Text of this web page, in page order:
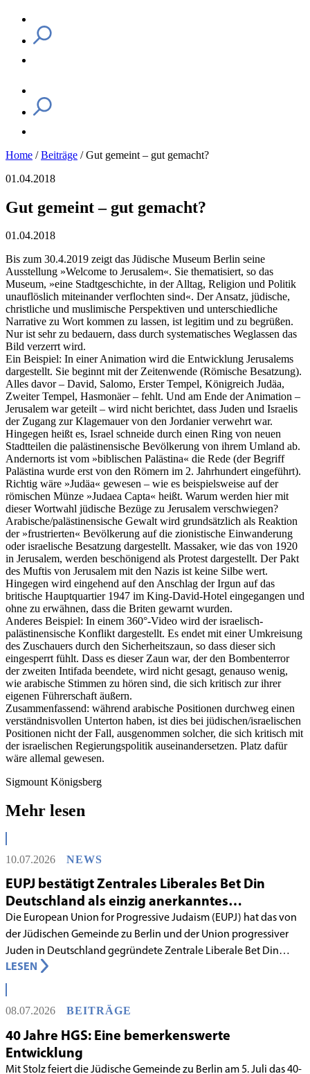
Home /Beiträge /Gut gemeint – gut gemacht?
01.04.2018
Gut gemeint – gut gemacht?
01.04.2018
Bis zum 30.4.2019 zeigt das Jüdische Museum Berlin seine
Ausstellung »Welcome to Jerusalem«. Sie thematisiert, so das
Museum, »eine Stadtgeschichte, in der Alltag, Religion und Politik
unauflöslich miteinander verflochten sind«. Der Ansatz, jüdische,
christliche und muslimische Perspektiven und unterschiedliche
Narrative zu Wort kommen zu lassen, ist legitim und zu begrüßen.
Nur ist sehr zu bedauern, dass durch systematisches Weglassen das
Bild verzerrt wird.
Ein Beispiel: In einer Animation wird die Entwicklung Jerusalems
dargestellt. Sie beginnt mit der Zeitenwende (Römische Besatzung).
Alles davor – David, Salomo, Erster Tempel, Königreich Judäa,
Zweiter Tempel, Hasmonäer – fehlt. Und am Ende der Animation –
Jerusalem war geteilt – wird nicht berichtet, dass Juden und Israelis
der Zugang zur Klagemauer von den Jordanier verwehrt war.
Hingegen heißt es, Israel schneide durch einen Ring von neuen
Stadtteilen die palästinensische Bevölkerung von ihrem Umland ab.
Andernorts ist vom »biblischen Palästina« die Rede (der Begriff
Palästina wurde erst von den Römern im 2. Jahrhundert eingeführt).
Richtig wäre »Judäa« gewesen – wie es beispielsweise auf der
römischen Münze »Judaea Capta« heißt. Warum werden hier mit
dieser Wortwahl jüdische Bezüge zu Jerusalem verschwiegen?
Arabische/palästinensische Gewalt wird grundsätzlich als Reaktion
der »frustrierten« Bevölkerung auf die zionistische Einwanderung
oder israelische Besatzung dargestellt. Massaker, wie das von 1920
in Jerusalem, werden beschönigend als Protest dargestellt. Der Pakt
des Muftis von Jerusalem mit den Nazis ist keine Silbe wert.
Hingegen wird eingehend auf den Anschlag der Irgun auf das
britische Hauptquartier 1947 im King-David-Hotel eingegangen und
ohne zu erwähnen, dass die Briten gewarnt wurden.
Anderes Beispiel: In einem 360°-Video wird der israelisch-
palästinensische Konflikt dargestellt. Es endet mit einer Umkreisung
des Zuschauers durch den Sicherheitszaun, so dass dieser sich
eingesperrt fühlt. Dass es dieser Zaun war, der den Bombenterror
der zweiten Intifada beendete, wird nicht gesagt, genauso wenig,
wie arabische Stimmen zu hören sind, die sich kritisch zur ihrer
eigenen Führerschaft äußern.
Zusammenfassend: während arabische Positionen durchweg einen
verständnisvollen Unterton haben, ist dies bei jüdischen/israelischen
Positionen nicht der Fall, ausgenommen solcher, die sich kritisch mit
der israelischen Regierungspolitik auseinandersetzen. Platz dafür
wäre allemal gewesen.
Sigmount Königsberg
Mehr lesen
10.07.2026 NEWS
EUPJ bestätigt Zentrales Liberales Bet Din
Deutschland als einzig anerkanntes
liberales Rabbinatsgericht
Die European Union for Progressive Judaism (EUPJ) hat das von
der Jüdischen Gemeinde zu Berlin und der Union progressiver
Juden in Deutschland gegründete Zentrale Liberale Bet Din
Deutschland mit Wirkung zum 1. Juni 2026 als anerkanntes
Rabbinatsgericht aufgenommen.
LESEN
08.07.2026 BEITRÄGE
40 Jahre HGS: Eine bemerkenswerte
Entwicklung
Mit Stolz feiert die Jüdische Gemeinde zu Berlin am 5. Juli das 40-